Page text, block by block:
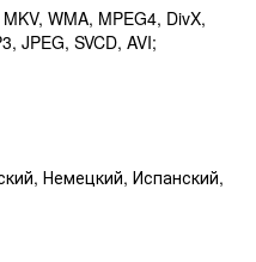
WMA, MPEG4, DivX,
JPEG, SVCD, AVI;
Немецкий, Испанский,